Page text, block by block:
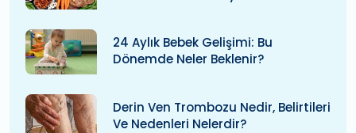
24 Aylık Bebek Gelişimi: Bu
Dönemde Neler Beklenir?
Derin Ven Trombozu Nedir, Belirtileri
Ve Nedenleri Nelerdir?